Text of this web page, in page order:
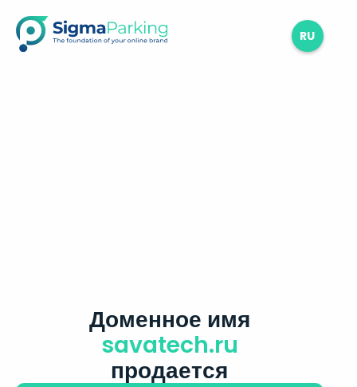
RU
Доменное имя
savatech.ru
продается